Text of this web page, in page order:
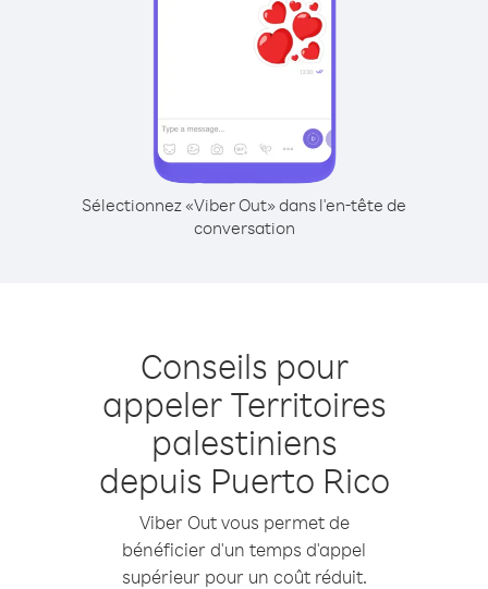
Sélectionnez «Viber Out» dans l'en-tête de
conversation
Conseils pour
appeler Territoires
palestiniens
depuis Puerto Rico
Viber Out vous permet de
bénéficier d'un temps d'appel
supérieur pour un coût réduit.